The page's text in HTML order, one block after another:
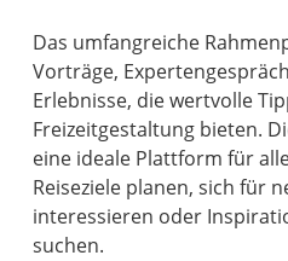
Das umfangreiche
Vorträge,
Erlebnisse, die wertvolle
Freizeitgestaltung bieten.
eine ideale Plattform für
Reiseziele planen, sich für
interessieren oder
suchen.